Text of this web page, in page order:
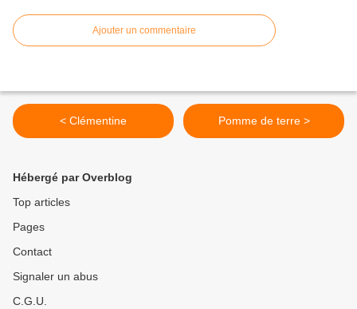
Ajouter un commentaire
< Clémentine Pomme de terre >
Hébergé par Overblog
Top articles
Pages
Contact
Signaler un abus
C.G.U.